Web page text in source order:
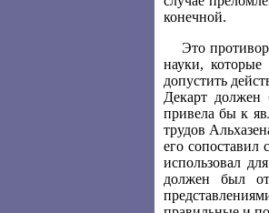
конечной.
Это
науки,
допустить
Декарт должен
привела бы к
трудов
его
использовал
должен был